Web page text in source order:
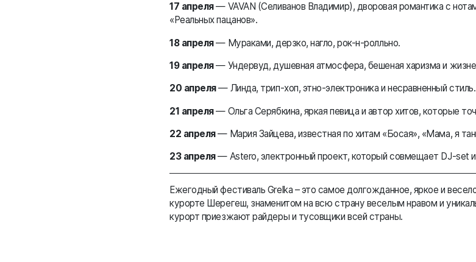
17 апреля— VAVAN (Селиванов Владимир), дворовая романтика с
«Реальных пацанов».
18 апреля— Мураками, дерзко, нагло, рок-н-ролльно.
19 апреля— Ундервуд, душевная атмосфера, бешеная харизма и
20 апреля— Линда, трип-хоп, этно-электроника и несравненный стиль.
21 апреля— Ольга Серябкина, яркая певица и автор хитов, которые
22 апреля— Мария Зайцева, известная по хитам «Босая», «Мама, я
23 апреля— Astero, электронный проект, который совмещает DJ-set
Ежегодный фестиваль Grelka – это самое долгожданное, яркое и
курорте Шерегеш, знаменитом на всю страну веселым нравом и
курорт приезжают райдеры и тусовщики всей страны.